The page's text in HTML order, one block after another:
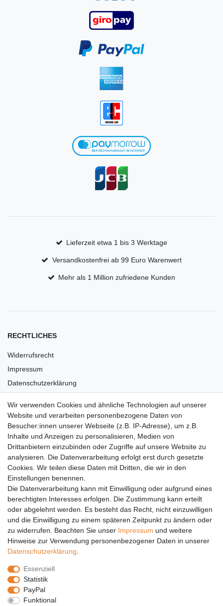
Lieferzeit etwa 1 bis 3 Werktage
Versandkostenfrei ab 99 Euro Warenwert
Mehr als 1 Million zufriedene Kunden
RECHTLICHES
Widerrufsrecht
Impressum
Datenschutzerklärung
Versandkosten
Barrierefreiheit
Anleitungen
Vertrag widerrufen
PARTNER
DHL
GLS
PaketPLUS
SPONSORING
Malchower SV 90
Malchower Wölfe
Wir verwenden Cookies und ähnliche Technologien auf unserer
Website und verarbeiten personenbezogene Daten von
Besucher:innen unserer Webseite (z.B. IP-Adresse), um z.B.
Inhalte und Anzeigen zu personalisieren, Medien von
Drittanbietern einzubinden oder Zugriffe auf unsere Website zu
analysieren. Die Datenverarbeitung erfolgt erst durch gesetzte
Cookies. Wir teilen diese Daten mit Dritten, die wir in den
Einstellungen benennen.
Die Datenverarbeitung kann mit Einwilligung oder aufgrund eines
berechtigten Interesses erfolgen. Die Zustimmung kann erteilt
oder abgelehnt werden. Es besteht das Recht, nicht einzuwilligen
und die Einwilligung zu einem späteren Zeitpunkt zu ändern oder
zu widerrufen. Beachten Sie unser Impressum und weitere
Hinweise zur Verwendung personenbezogener Daten in unserer
Daten­schutz­erklärung
Essenziell
Statistik
PayPal
Funktional